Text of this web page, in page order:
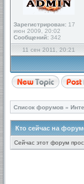
Зарегистрирован: 17
июн 2009, 20:02
Сообщений: 342
11 сен 2011, 20:21
Список форумов »
Кто сейчас на
Сейчас этот форум